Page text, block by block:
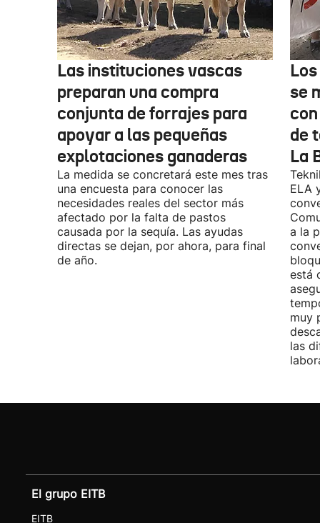
Las instituciones vascas
preparan una compra
conjunta de forrajes para
apoyar a las pequeñas
explotaciones ganaderas
La medida se concretará este mes tras
una encuesta para conocer las
necesidades reales del sector más
afectado por la falta de pastos
causada por la sequía. Las ayudas
directas se dejan, por ahora, para final
de año.
se
de
La
ELA
a la
está
muy
las
El grupo EITB
EITB